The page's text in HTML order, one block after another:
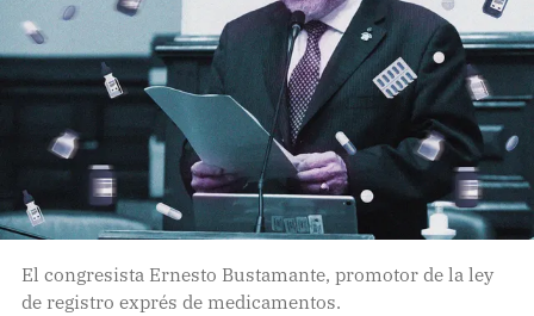
Dona aquí
RECIBE NUESTRO BOLETÍN
Enviar
SÍGUENOS
El congresista Ernesto Bustamante, promotor de la ley
de registro exprés de medicamentos.